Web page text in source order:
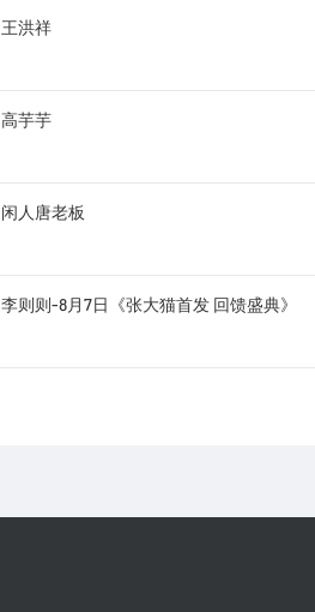
王洪祥
高芋芋
闲人唐老板
李则则-8月7日《张大猫首发 回馈盛典》